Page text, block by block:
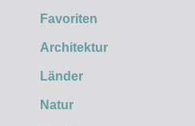
Favoriten
Architektur
Länder
Natur